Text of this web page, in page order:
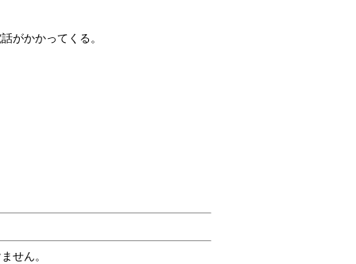
がかかってくる。
せん。